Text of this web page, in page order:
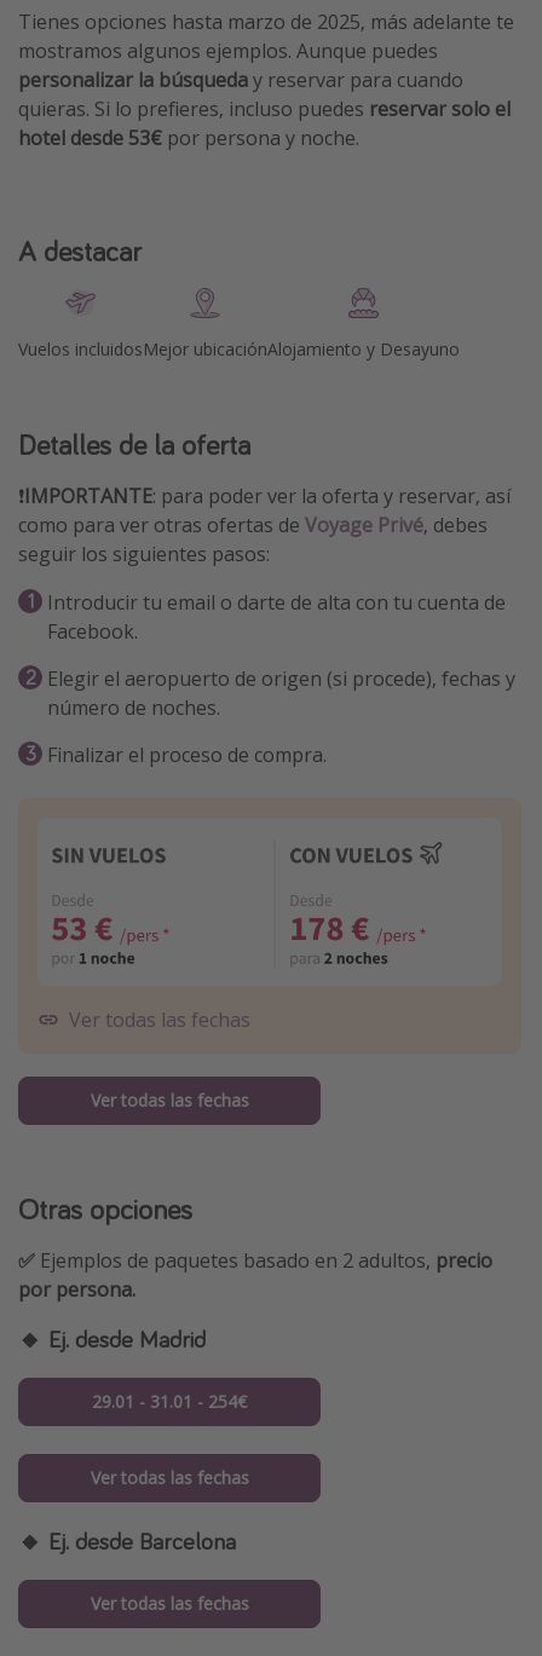
Eventos deportivos
Tienes opciones hasta marzo de 2025, más adelante te
mostramos algunos ejemplos. Aunque puedes
personalizar la búsqueday reservar para cuando
quieras. Si lo prefieres, incluso puedes reservar solo el
hotel desde 53€ por persona y noche.
A destacar
Vuelos incluidosMejor ubicaciónAlojamiento y Desayuno
Detalles de la oferta
❗️IMPORTANTE: para poder ver la oferta y reservar, así
como para ver otras ofertas de Voyage Privé, debes
seguir los siguientes pasos:
Introducir tu email o darte de alta con tu cuenta de
Facebook.
Elegir el aeropuerto de origen (si procede), fechas y
número de noches.
Finalizar el proceso de compra.
Ver todas las fechas
Ver todas las fechas
Otras opciones
✅ Ejemplos de paquetes basado en 2 adultos, precio
por persona.
🔸 Ej. desde Madrid
29.01 - 31.01 - 254€
Ver todas las fechas
🔸 Ej. desde Barcelona
Ver todas las fechas